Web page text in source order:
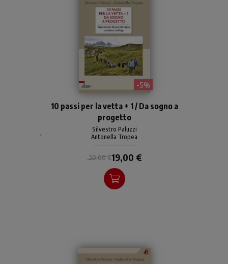
- 5%
accompagnamento per
alleviare ansia, depressione,
stress, attacchi di panico e
disagio psicologico in
genere, con strumenti
terapeutici che fanno
appello al cervello emotivo
al coinvolgimento del corpo
"in movimento".
10 passi per la vetta + 1 / Da sogno a
progetto
Silvestro Paluzzi
,
Antonella Tropea
20,00 €19,00 €